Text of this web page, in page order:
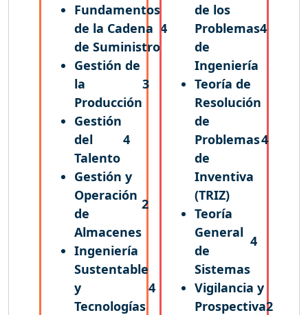
Fundamentos
de la Cadena
de Suministro
4
Gestión de
la
Producción
3
Gestión
del
Talento
4
Gestión y
Operación
de
Almacenes
2
Ingeniería
Sustentable
y
Tecnologías
4
de los
Problemas
de
Ingeniería
4
Teoría de
Resolución
de
Problemas
de
Inventiva
(TRIZ)
4
Teoría
General
de
Sistemas
4
Vigilancia y
Prospectiva2